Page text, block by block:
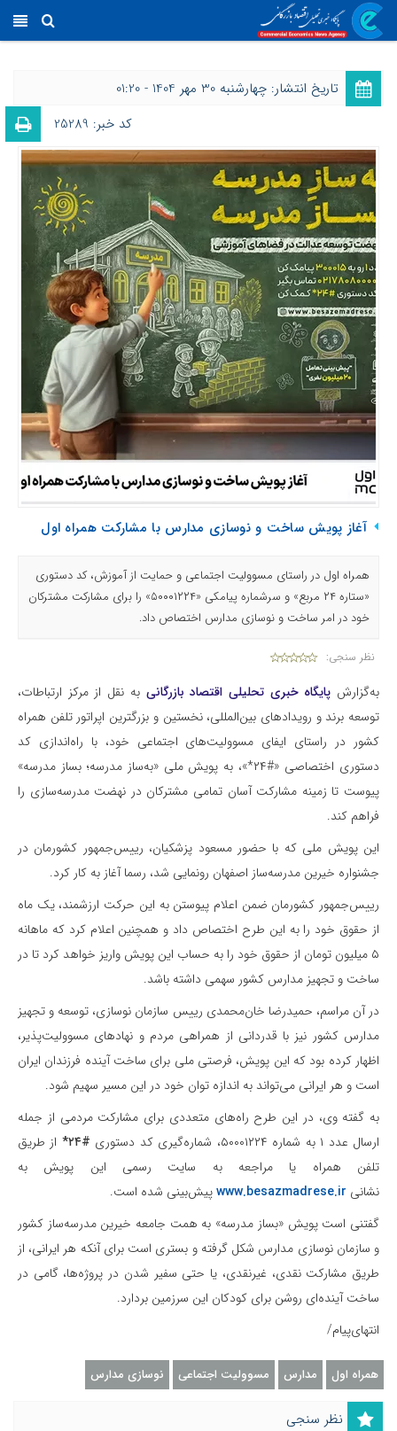
تاریخ انتشار: چهارشنبه 30 مهر 1404 - 01:20
کد خبر: 25289
آغاز پویش ساخت و نوسازی مدارس با مشارکت همراه اول
همراه اول در راستای مسوولیت اجتماعی و حمایت از آموزش، کد دستوری
«ستاره ۲۴ مربع» و سرشماره پیامکی «۵۰۰۰۱۲۲۴» را برای مشارکت مشترکان
خود در امر ساخت و نوسازی مدارس اختصاص داد.
نظر سنجی:
به‌گزارش پایگاه خبری تحلیلی اقتصاد بازرگانی به نقل از مرکز ارتباطات،
توسعه برند و رویدادهای بین‌المللی، نخستین و بزرگترین اپراتور تلفن همراه
کشور در راستای ایفای مسوولیت‌های اجتماعی خود، با راه‌اندازی کد
دستوری اختصاصی «#۲۴*»، به پویش ملی «به‌ساز مدرسه؛ بساز مدرسه»
پیوست تا زمینه مشارکت آسان تمامی مشترکان در نهضت مدرسه‌سازی را
فراهم کند.
این پویش ملی که با حضور مسعود پزشکیان، رییس‌جمهور کشورمان در
جشنواره خیرین مدرسه‌ساز اصفهان رونمایی شد، رسما آغاز به کار کرد.
رییس‌جمهور کشورمان ضمن اعلام پیوستن به این حرکت ارزشمند، یک ماه
از حقوق خود را به این طرح اختصاص داد و همچنین اعلام کرد که ماهانه
۵ میلیون تومان از حقوق خود را به حساب این پویش واریز خواهد کرد تا در
ساخت و تجهیز مدارس کشور سهمی داشته باشد.
در آن مراسم، حمیدرضا خان‌محمدی رییس سازمان نوسازی، توسعه و تجهیز
مدارس کشور نیز با قدردانی از همراهی مردم و نهادهای مسوولیت‌پذیر،
اظهار کرده بود که این پویش، فرصتی ملی برای ساخت آینده فرزندان ایران
است و هر ایرانی می‌تواند به اندازه توان خود در این مسیر سهیم شود.
به گفته وی، در این طرح راه‌های متعددی برای مشارکت مردمی از جمله
ارسال عدد ۱ به شماره ۵۰۰۰۱۲۲۴، شماره‌گیری کد دستوری
#۲۴*
از طریق
تلفن همراه یا مراجعه به سایت رسمی این پویش به
نشانی www.besazmadrese.irپیش‌بینی شده است.
گفتنی است پویش «بساز مدرسه» به همت جامعه خیرین مدرسه‌ساز کشور
و سازمان نوسازی مدارس شکل گرفته و بستری است برای آنکه هر ایرانی، از
طریق مشارکت نقدی، غیرنقدی، یا حتی سفیر شدن در پروژه‌ها، گامی در
ساخت آینده‌ای روشن برای کودکان این سرزمین بردارد.
انتهای‌پیام/
همراه اول مدارس مسوولیت اجتماعی نوسازی مدارس
نظر سنجی